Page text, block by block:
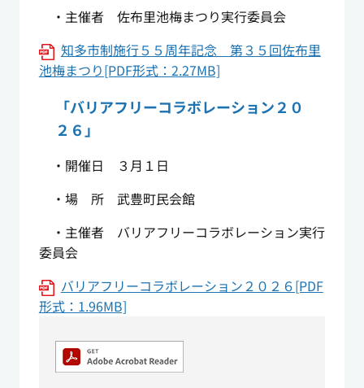
・主催者 佐布里池梅まつり実行委員会
知多市制施行５５周年記念 第３５回佐布里
池梅まつり[PDF形式：2.27MB]
「バリアフリーコラボレーション２０
２６」
・開催日 ３月１日
・場 所 武豊町民会館
・主催者 バリアフリーコラボレーション実行
委員会
バリアフリーコラボレーション２０２６[PDF
形式：1.96MB]